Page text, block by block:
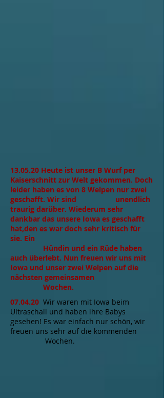
13.05.20 Heute ist unser B Wurf per
Kaiserschnitt zur Welt gekommen. Doch
leider haben es von 8 Welpen nur zwei
geschafft. Wir sind unendlich
traurig darüber. Wiederum sehr
dankbar das unsere Iowa es geschafft
hat,den es war doch sehr kritisch für
sie. Ein
Hündin und ein Rüde haben
auch überlebt. Nun freuen wir uns mit
Iowa und unser zwei Welpen auf die
nächsten gemeinsamen
Wochen.
07.04.20 Wir waren mit Iowa beim
Ultraschall und haben ihre Babys
gesehen! Es war einfach nur schön, wir
freuen uns sehr auf die kommenden
Wochen.